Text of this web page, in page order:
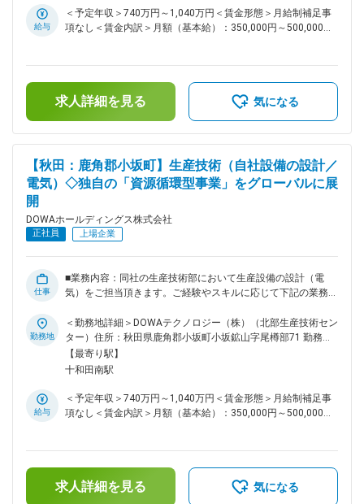
ンの特徴：一般的な生産技術となる、企画、設計、工事、試運
転に留まらず、研究・開発～操業管理といった幅広い業務に挑
ったHPとなります。 ぜひこちらもご確認ください。 ■緊急呼
び出しについて：同社では休日の緊急呼び出しや夜間対応は当
番制で担当することとなっており、緊急対応した場合は、振替
休日を取って頂いております。 ■充実の福利厚生：東京ドーム
を完備しております。また大浴場で仕事の疲れを癒せる他、サ
ウナやマッサージチェア、ロッカーも用意されています。体育
館では、テニスやバレーボール、トレーニングか可能。共済
会、保養補助、勤続慰労 慰労金、休暇、旅行券 、社内健康診
株式会社での採用にてDOWAテクノロジー株式会社への在籍出
向となります。 【DOWAテクノロジー株式会社について】
DOWAテクノロジーの各部門は、5つの事業会社との密接な連
携のもと、製造・研究現場と一体になって、当事者の一員とし
て操業、建設、開発、解析などを検討、立案、実行していま
す。製造設備の開発・改善を担う「生産技術部」、分析・品質
て事業会社と のスムーズな連携を担う「企画部」、これら3部
門が一丸となって、“技術立社”に向けた多様な活動を展開して
おり、DOWAグループの技術を根底から支えています。 変更
の範囲：会社の定める業務
給与
＜予定年収＞740万円～1,040万円＜賃金形態＞月給制補足事
項なし＜賃金内訳＞月額（基本給）：350,000円～500,000円
る可能性があります。月給(月額)は固定手当を含めた表記で
す。
求人詳細を見る 気になる
【秋田：鹿角郡小坂町】生産技術（自社設備の設計／
電気）◇独自の「資源循環型事業」をグローバルに展
開
DOWAホールディングス株式会社
正社員 上場企業
仕事
■業務内容：同社の生産技術部において生産設備の設計（電
気）をご担当頂きます。ご経験やスキルに応じて下記の業務を
ント設備の建設、改善、保全業務全般を電気・制御設計エンジ
ニアとして担当頂きます。 ◇建設業務（設備検討・設計、発
注、工事管理、立上げ、操業移管まで） ◇改善業務（生産性向
上、省エネ、省力化等） ■特徴・魅力：一般的な生産技術とな
理といった幅広い業務に挑戦できる点は同社ならではの魅力で
す。 【参考】 https://www.dowa.co.jp/dtc/work/akita/ 同社の
の中働けます。小坂町のだれもが知っている企業であり、地元
企業とのつながりも強いです。 ◇寮・社宅完備なので、単身で
も家族帯同でも快適に暮らせます。小坂町居住の場合、通勤時
間も車で10分以内です。 ◇北東北主要都市へのアクセスがよ
勤務地
＜勤務地詳細＞DOWAテクノロジー（株）（北部生産技術セン
ター）住所：秋田県鹿角郡小坂町小坂鉱山字尾樽部71 勤務地
最寄駅：JR花輪線／十和田南駅受動喫煙対策：屋内全面禁煙
変更の範囲：会社の定める事業所
【最寄り駅】
十和田南駅
給与
＜予定年収＞740万円～1,040万円＜賃金形態＞月給制補足事
項なし＜賃金内訳＞月額（基本給）：350,000円～500,000円
る可能性があります。月給(月額)は固定手当を含めた表記で
す。
求人詳細を見る 気になる